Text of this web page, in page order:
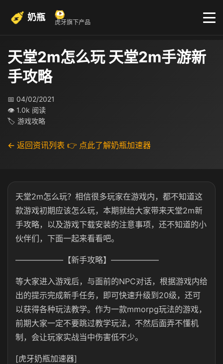
奶瓶 虎牙旗下产品
天堂2m怎么玩 天堂2m手游新
手攻略
📅 04/02/2021
👁 1.0k 阅读
🏷 游戏攻略
← 返回资讯列表 👉 点此了解奶瓶加速器
天堂2m怎么玩？相信很多玩家在游戏内，都不知道这
款游戏初期应该怎么玩，本期就给大家带来天堂2m新
手攻略，以及游戏下载安装的注意事项，还不知道的小
伙伴们，下面一起来看看吧。
——————【新手攻略】——————
等大家进入游戏后，与面前的NPC对话，根据游戏内给
出的提示完成新手任务，即可快速升级到20级，还可
以获得各种玩法教学。作为一款mmorpg玩法的游戏，
前期大家一定不要跳过教学玩法，不然后面弄不懂机
制，会让玩家实战当中伤害低不少。
[虎牙奶瓶加速器]